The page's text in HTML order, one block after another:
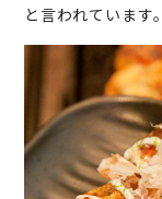
と言われています。